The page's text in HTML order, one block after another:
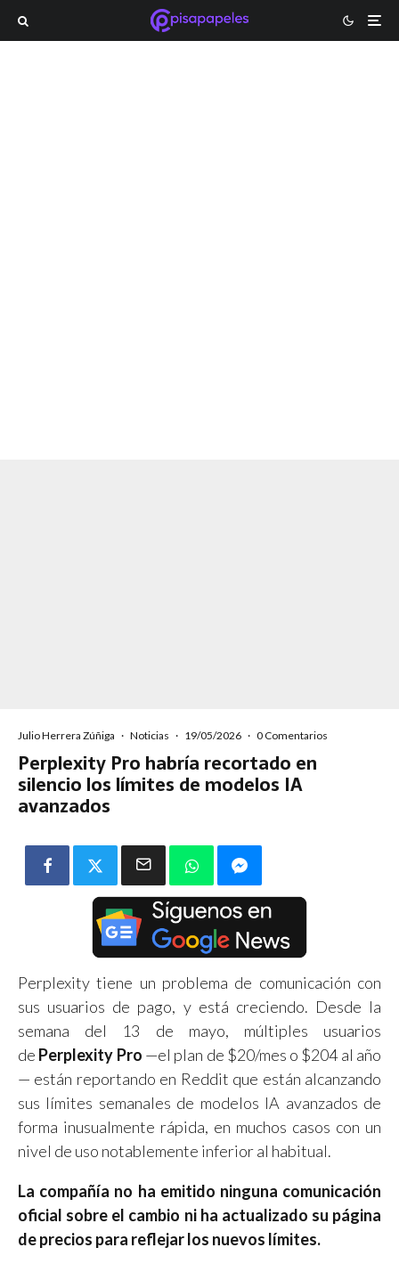
Julio Herrera Zúñiga · Noticias · 19/05/2026 · 0 Comentarios
Perplexity Pro habría recortado en
silencio los límites de modelos IA
avanzados
Perplexity tiene un problema de comunicación con
sus usuarios de pago, y está creciendo. Desde la
semana del 13 de mayo, múltiples usuarios
de Perplexity Pro —el plan de $20/mes o $204 al año
— están reportando en Reddit que están alcanzando
sus límites semanales de modelos IA avanzados de
forma inusualmente rápida, en muchos casos con un
nivel de uso notablemente inferior al habitual.
La compañía no ha emitido ninguna comunicación
oficial sobre el cambio ni ha actualizado su página
de precios para reflejar los nuevos límites.